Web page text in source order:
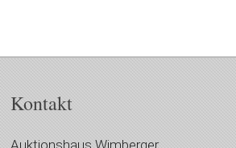
Kontakt
Auktionshaus Wimberger